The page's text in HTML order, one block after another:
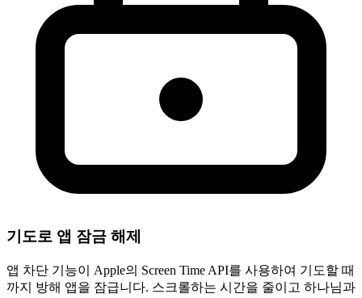
기도로 앱 잠금 해제
앱 차단 기능이 Apple의 Screen Time API를 사용하여 기도할 때
까지 방해 앱을 잠급니다. 스크롤하는 시간을 줄이고 하나님과